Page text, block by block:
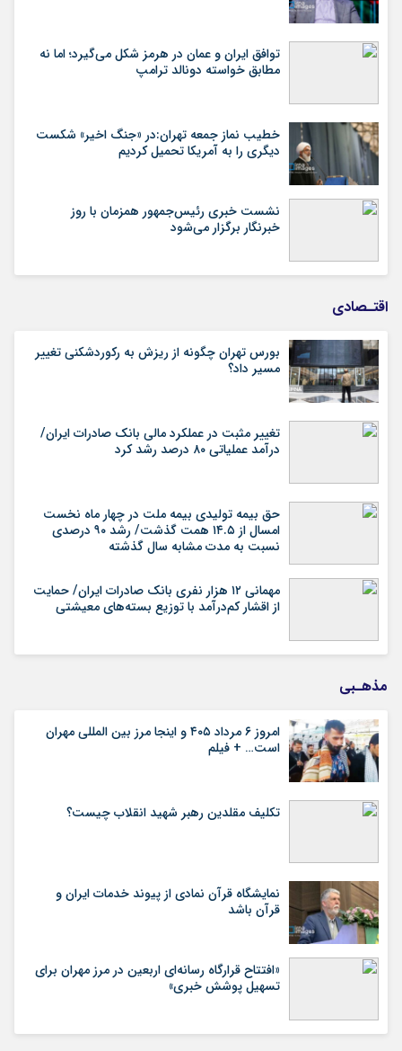
توافق ایران و عمان در هرمز شکل می‌گیرد؛ اما نه
مطابق خواسته دونالد ترامپ
خطیب نماز جمعه تهران:در «جنگ اخیر» شکست
دیگری را به آمریکا تحمیل کردیم
نشست خبری رئیس‌جمهور همزمان با روز
خبرنگار برگزار می‌شود
اقتـصادی
بورس تهران چگونه از ریزش به رکوردشکنی تغییر
مسیر داد؟
تغییر مثبت در عملکرد مالی بانک صادرات ایران/
درآمد عملیاتی ۸۰ درصد رشد کرد
حق بیمه تولیدی بیمه ملت در چهار ماه نخست
امسال از ۱۴.۵ همت گذشت/ رشد ۹۰ درصدی
نسبت به مدت مشابه سال گذشته
مهمانی ۱۲ هزار نفری بانک صادرات ایران/ حمایت
از اقشار کم‌درآمد با توزیع بسته‌های معیشتی
مذهـبی
امروز ۶ مرداد ۴۰۵ و اینجا مرز بین المللی مهران
است… + فیلم
تکلیف مقلدین رهبر شهید انقلاب چیست؟
نمایشگاه قرآن نمادی از پیوند خدمات ایران و
قرآن باشد
«افتتاح قرارگاه رسانه‌ای اربعین در مرز مهران برای
تسهیل پوشش خبری»